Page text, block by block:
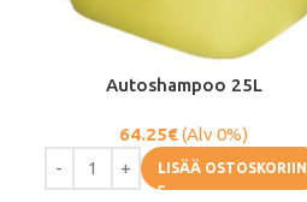
Autoshampoo 25L
64.25€(Alv 0%)
LISÄÄ OSTOSKORIIN